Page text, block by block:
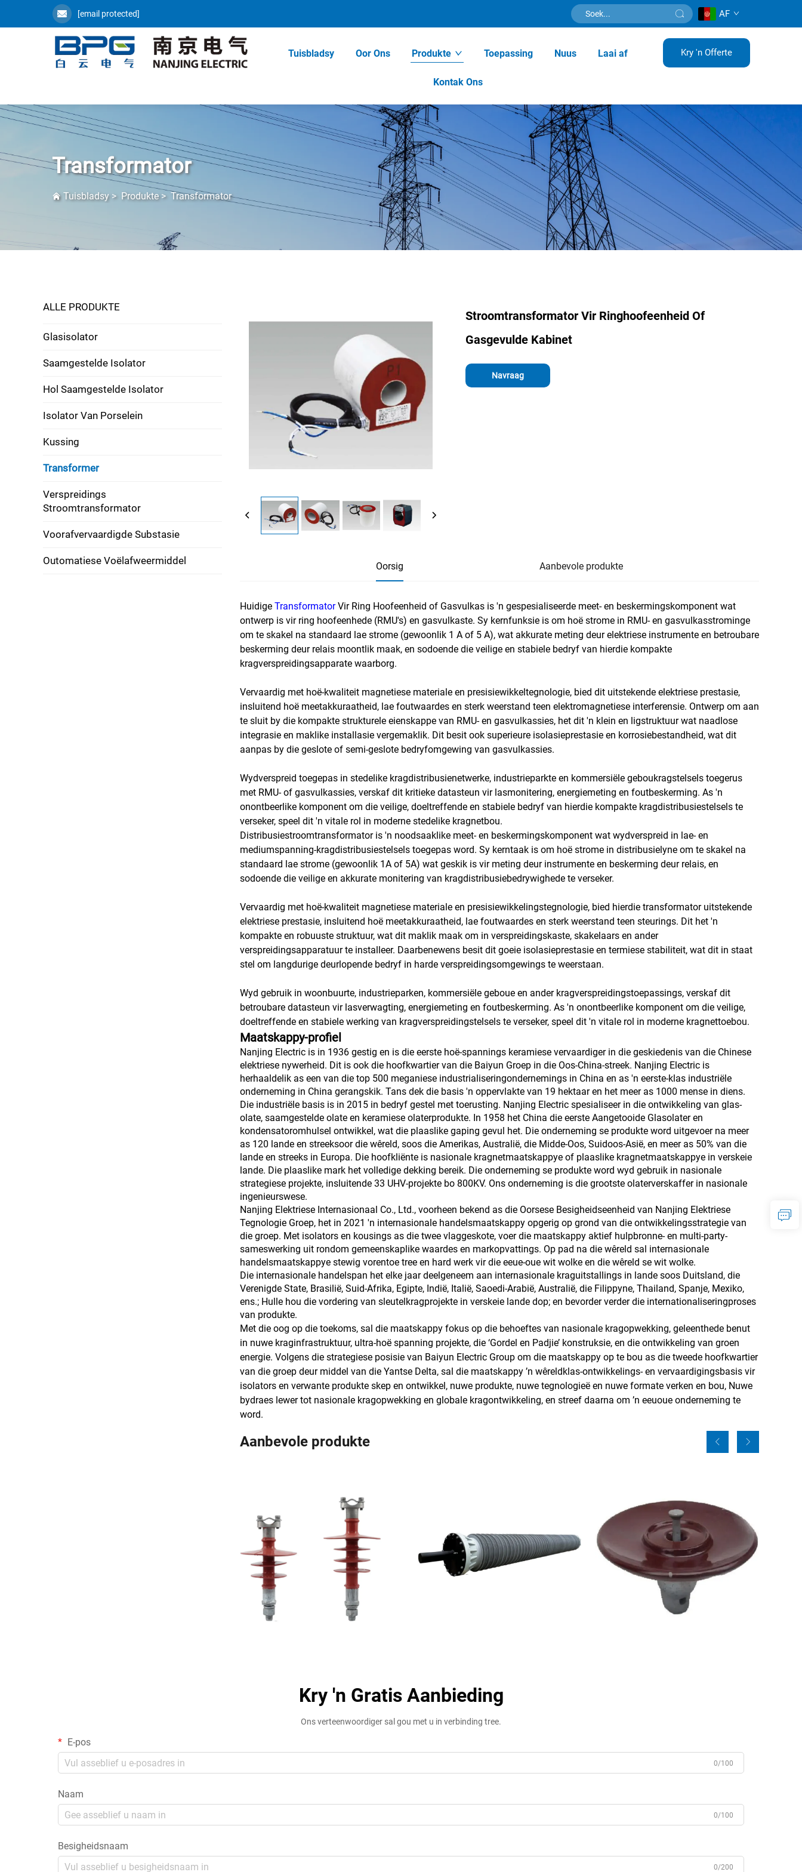
[email protected] AF
Tuisbladsy Oor Ons Produkte Toepassing Nuus Laai af
Kontak Ons
Kry 'n Offerte
Transformator
Tuisbladsy> Produkte> Transformator
ALLE PRODUKTE
Glasisolator
Saamgestelde Isolator
Hol Saamgestelde Isolator
Isolator Van Porselein
Kussing
Transformer
Verspreidings
Stroomtransformator
Voorafvervaardigde Substasie
Outomatiese Voëlafweermiddel
Stroomtransformator Vir Ringhoofeenheid Of
Gasgevulde Kabinet
Navraag
Oorsig Aanbevole produkte
Huidige TransformatorVir Ring Hoofeenheid of Gasvulkas is 'n gespesialiseerde meet- en beskermingskomponent wat
ontwerp is vir ring hoofeenhede (RMU's) en gasvulkaste. Sy kernfunksie is om hoë strome in RMU- en gasvulkasstrominge
om te skakel na standaard lae strome (gewoonlik 1 A of 5 A), wat akkurate meting deur elektriese instrumente en betroubare
beskerming deur relais moontlik maak, en sodoende die veilige en stabiele bedryf van hierdie kompakte
kragverspreidingsapparate waarborg.
Vervaardig met hoë-kwaliteit magnetiese materiale en presisiewikkeltegnologie, bied dit uitstekende elektriese prestasie,
insluitend hoë meetakkuraatheid, lae foutwaardes en sterk weerstand teen elektromagnetiese interferensie. Ontwerp om aan
te sluit by die kompakte strukturele eienskappe van RMU- en gasvulkassies, het dit 'n klein en ligstruktuur wat naadlose
integrasie en maklike installasie vergemaklik. Dit besit ook superieure isolasieprestasie en korrosiebestandheid, wat dit
aanpas by die geslote of semi-geslote bedryfomgewing van gasvulkassies.
Wydverspreid toegepas in stedelike kragdistribusienetwerke, industrieparkte en kommersiële geboukragstelsels toegerus
met RMU- of gasvulkassies, verskaf dit kritieke datasteun vir lasmonitering, energiemeting en foutbeskerming. As 'n
onontbeerlike komponent om die veilige, doeltreffende en stabiele bedryf van hierdie kompakte kragdistribusiestelsels te
verseker, speel dit 'n vitale rol in moderne stedelike kragnetbou.
Distribusiestroomtransformator is 'n noodsaaklike meet- en beskermingskomponent wat wydverspreid in lae- en
mediumspanning-kragdistribusiestelsels toegepas word. Sy kerntaak is om hoë strome in distribusielyne om te skakel na
standaard lae strome (gewoonlik 1A of 5A) wat geskik is vir meting deur instrumente en beskerming deur relais, en
sodoende die veilige en akkurate monitering van kragdistribusiebedrywighede te verseker.
Vervaardig met hoë-kwaliteit magnetiese materiale en presisiewikkelingstegnologie, bied hierdie transformator uitstekende
elektriese prestasie, insluitend hoë meetakkuraatheid, lae foutwaardes en sterk weerstand teen steurings. Dit het 'n
kompakte en robuuste struktuur, wat dit maklik maak om in verspreidingskaste, skakelaars en ander
verspreidingsapparatuur te installeer. Daarbenewens besit dit goeie isolasieprestasie en termiese stabiliteit, wat dit in staat
stel om langdurige deurlopende bedryf in harde verspreidingsomgewings te weerstaan.
Wyd gebruik in woonbuurte, industrieparken, kommersiële geboue en ander kragverspreidingstoepassings, verskaf dit
betroubare datasteun vir lasverwagting, energiemeting en foutbeskerming. As 'n onontbeerlike komponent om die veilige,
doeltreffende en stabiele werking van kragverspreidingstelsels te verseker, speel dit 'n vitale rol in moderne kragnettoebou.
Maatskappy-profiel
Nanjing Electric is in 1936 gestig en is die eerste hoë-spannings keramiese vervaardiger in die geskiedenis van die Chinese
elektriese nywerheid. Dit is ook die hoofkwartier van die Baiyun Groep in die Oos-China-streek. Nanjing Electric is
herhaaldelik as een van die top 500 meganiese industrialiseringondernemings in China en as 'n eerste-klas industriële
onderneming in China gerangskik. Tans dek die basis 'n oppervlakte van 19 hektaar en het meer as 1000 mense in diens.
Die industriële basis is in 2015 in bedryf gestel met toerusting. Nanjing Electric spesialiseer in die ontwikkeling van glas-
olate, saamgestelde olate en keramiese olaterprodukte. In 1958 het China die eerste Aangetooide Glasolater en
kondensatoromhulsel ontwikkel, wat die plaaslike gaping gevul het. Die onderneming se produkte word uitgevoer na meer
as 120 lande en streeksoor die wêreld, soos die Amerikas, Australië, die Midde-Oos, Suidoos-Asië, en meer as 50% van die
lande en streeks in Europa. Die hoofkliënte is nasionale kragnetmaatskappye of plaaslike kragnetmaatskappye in verskeie
lande. Die plaaslike mark het volledige dekking bereik. Die onderneming se produkte word wyd gebruik in nasionale
strategiese projekte, insluitende 33 UHV-projekte bo 800KV. Ons onderneming is die grootste olaterverskaffer in nasionale
ingenieurswese.
Nanjing Elektriese Internasionaal Co., Ltd., voorheen bekend as die Oorsese Besigheidseenheid van Nanjing Elektriese
Tegnologie Groep, het in 2021 'n internasionale handelsmaatskappy opgerig op grond van die ontwikkelingsstrategie van
die groep. Met isolators en kousings as die twee vlaggeskote, voer die maatskappy aktief hulpbronne- en multi-party-
sameswerking uit rondom gemeenskaplike waardes en markopvattings. Op pad na die wêreld sal internasionale
handelsmaatskappye stewig vorentoe tree en hard werk vir die eeue-oue wit wolke en die wêreld se wit wolke.
Die internasionale handelspan het elke jaar deelgeneem aan internasionale kraguitstallings in lande soos Duitsland, die
Verenigde State, Brasilië, Suid-Afrika, Egipte, Indië, Italië, Saoedi-Arabië, Australië, die Filippyne, Thailand, Spanje, Mexiko,
ens.; Hulle hou die vordering van sleutelkragprojekte in verskeie lande dop; en bevorder verder die internationaliseringproses
van produkte.
Met die oog op die toekoms, sal die maatskappy fokus op die behoeftes van nasionale kragopwekking, geleenthede benut
in nuwe kraginfrastruktuur, ultra-hoë spanning projekte, die ‘Gordel en Padjie’ konstruksie, en die ontwikkeling van groen
energie. Volgens die strategiese posisie van Baiyun Electric Group om die maatskappy op te bou as die tweede hoofkwartier
van die groep deur middel van die Yantse Delta, sal die maatskappy ’n wêreldklas-ontwikkelings- en vervaardigingsbasis vir
isolators en verwante produkte skep en ontwikkel, nuwe produkte, nuwe tegnologieë en nuwe formate verken en bou, Nuwe
bydraes lewer tot nasionale kragopwekking en globale kragontwikkeling, en streef daarna om ’n eeuoue onderneming te
word.
Aanbevole produkte
Kry 'n Gratis Aanbieding
Ons verteenwoordiger sal gou met u in verbinding tree.
E-pos
0/100
Naam
0/100
Besigheidsnaam
0/200